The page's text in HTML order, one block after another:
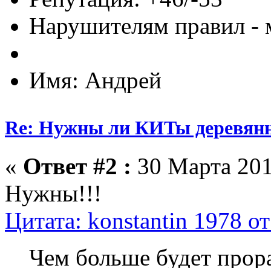
Нарушителям правил -
Имя: Андрей
Re: Нужны ли КИТы
« Ответ #2 : 30 Марта
Нужны!!!
Цитата: konstantin 1978
Чем больше будет